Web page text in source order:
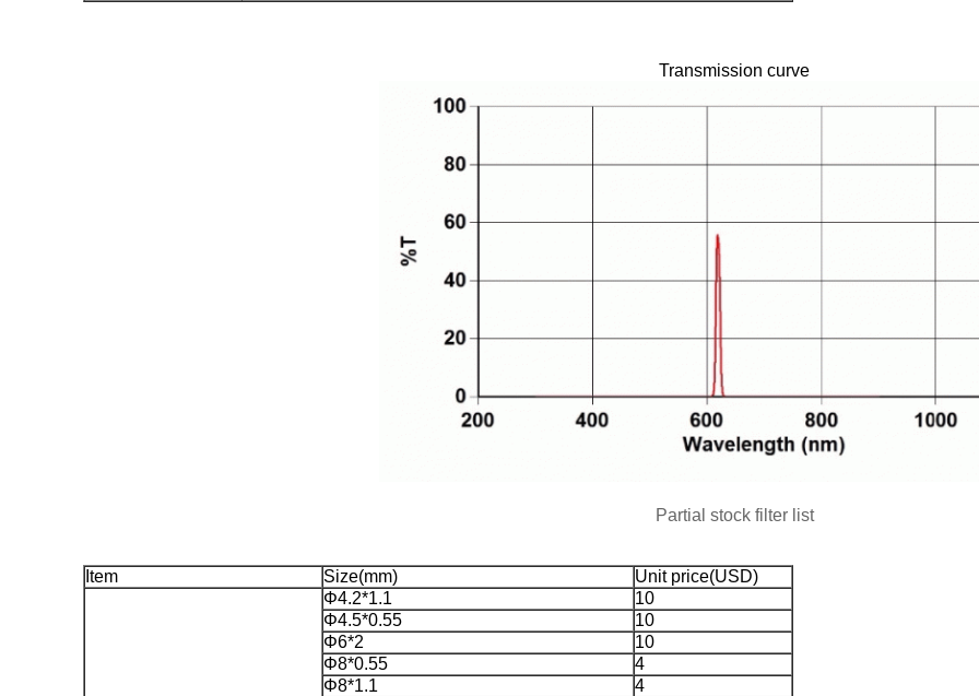
Transmission curve
Partial stock filter list
Item Size(mm) Unit price(USD)
Φ4.2*1.1
10
Φ4.5*0.55
10
Φ6*2
10
Φ8*0.55
4
Φ8*1.1
4